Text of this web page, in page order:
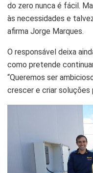
do zero nunca é fácil.
às necessidades e
afirma Jorge Marques.
O responsável deixa
como pretende
“Queremos ser
crescer e criar soluções